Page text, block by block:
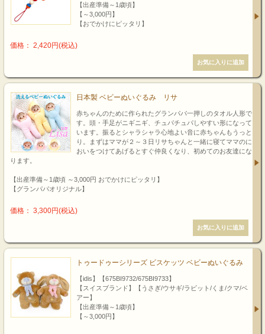
【出産準備～1歳頃】
【～3,000円】
【おでかけにピッタリ】
価格： 2,420円(税込)
日本製 ベビーぬいぐるみ リサ
赤ちゃんのために作られたグランパパ一押しのタオル人形で
す。頭・手足がニギニギ、チュパチュパしやすい形になって
います。振るとシャラシャラ心地よい音に赤ちゃんもうっと
り。まずはママが２～３日リサちゃんと一緒に寝てママのに
おいをつけてあげるとすぐ仲良くなり、初めてのお友達にな
ります。
【出産準備～1歳頃 ～3,000円 おでかけにピッタリ】
【グランパパオリジナル】
価格： 3,300円(税込)
トゥードゥーシリーズ ビスケッツ ベビーぬいぐるみ
【idis】【675BI9732/675BI9733】
【スイスブランド】【うさぎ/ウサギ/ラビット/くま/クマ/ベ
アー】
【出産準備～1歳頃】
【～3,000円】